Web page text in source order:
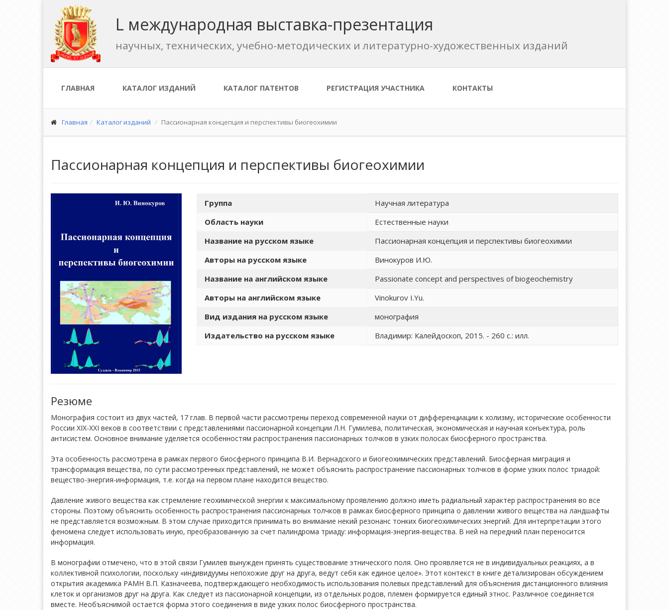
L международная выставка-презентация
научных, технических, учебно-методических и литературно-художественных изданий
ГЛАВНАЯ КАТАЛОГ ИЗДАНИЙ КАТАЛОГ ПАТЕНТОВ РЕГИСТРАЦИЯ УЧАСТНИКА КОНТАКТЫ
Главная Каталог изданий Пассионарная концепция и перспективы биогеохимии
Пассионарная концепция и перспективы биогеохимии
Группа
Научная литература
Область науки
Естественные науки
Название на русском языке
Пассионарная концепция и перспективы биогеохимии
Авторы на русском языке
Винокуров И.Ю.
Название на английском языке
Passionate concept and perspectives of biogeochemistry
Авторы на английском языке
Vinokurov I.Yu.
Вид издания на русском языке
монография
Издательство на русском языке
Владимир: Калейдоскоп, 2015. - 260 с.: илл.
Резюме
Монография состоит из двух частей, 17 глав. В первой части рассмотрены переход современной науки от дифференциации к холизму, исторические особенности
России XIX-XXI веков в соответствии с представлениями пассионарной концепции Л.Н. Гумилева, политическая, экономическая и научная конъектура, роль
антисистем. Основное внимание уделяется особенностям распространения пассионарных толчков в узких полосах биосферного пространства.
Эта особенность рассмотрена в рамках первого биосферного принципа В.И. Вернадского и биогеохимических представлений. Биосферная миграция и
трансформация вещества, по сути рассмотренных представлений, не может объяснить распространение пассионарных толчков в форме узких полос триадой:
вещество-энергия-информация, т.е. когда на первом плане находится вещество.
Давление живого вещества как стремление геохимической энергии к максимальному проявлению должно иметь радиальный характер распространения во все
стороны. Поэтому объяснить особенность распространения пассионарных толчков в рамках биосферного принципа о давлении живого вещества на ландшафты
не представляется возможным. В этом случае приходится принимать во внимание некий резонанс тонких биогеохимических энергий. Для интерпретации этого
феномена следует использовать иную, преобразованную за счет палиндрома триаду: информация-энергия-вещества. В ней на передний план переносится
информация.
В монографии отмечено, что в этой связи Гумилев вынужден принять существование этнического поля. Оно проявляется не в индивидуальных реакциях, а в
коллективной психологии, поскольку «индивидуумы непохожие друг на друга, ведут себя как единое целое». Этот контекст в книге детализирован обсуждением
открытия академика РАМН В.П. Казначеева, подтверждающего необходимость использования полевых представлений для объяснения дистанционного влияния
клеток и организмов друг на друга. Как следует из пассионарной концепции, из отдельных родов, племен формируется единый этнос. Различное соединяется
вместе. Необъяснимой остается форма этого соединения в виде узких полос биосферного пространства.